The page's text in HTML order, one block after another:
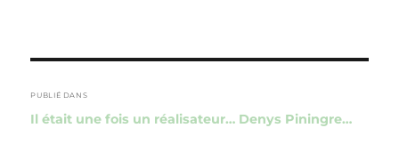
de
l’article
PUBLIÉ DANS
Il était une fois un réalisateur… Denys Piningre…